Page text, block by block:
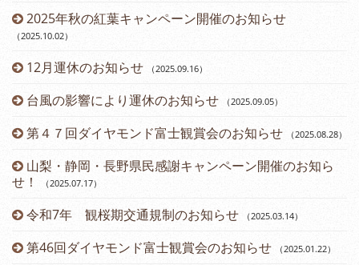
2025年秋の紅葉キャンペーン開催のお知らせ
（2025.10.02）
12月運休のお知らせ （2025.09.16）
台風の影響により運休のお知らせ （2025.09.05）
第４７回ダイヤモンド富士観賞会のお知らせ （2025.08.28）
山梨・静岡・長野県民感謝キャンペーン開催のお知ら
せ！
（2025.07.17）
令和7年 観桜期交通規制のお知らせ （2025.03.14）
第46回ダイヤモンド富士観賞会のお知らせ （2025.01.22）